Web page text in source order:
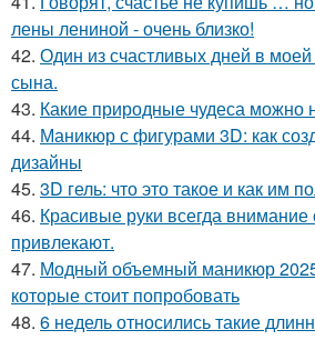
лены лениной - очень близко!
42. Один из счастливых дней в
сына.
43. Какие природные чудеса можно
44. Маникюр с фигурами 3D: как
дизайны
45. 3D гель: что это такое и как им
46. Красивые руки всегда
привлекают.
47. Модный объемный маникюр
которые стоит попробовать
48. 6 недель относились такие